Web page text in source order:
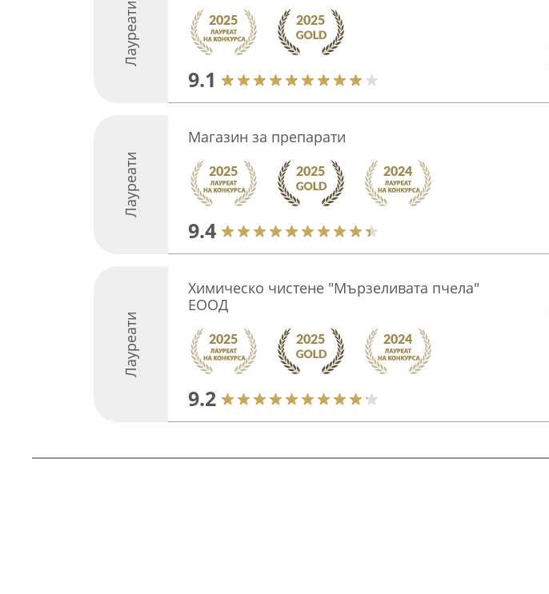
Лауреати
9.1
Лауреати
Магазин за препарати
9.4
Лауреати
Химическо чистене "Мързеливата пчела"
ЕООД
9.2